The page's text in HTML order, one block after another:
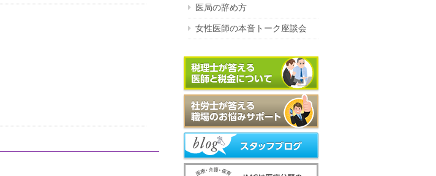
医局の辞め方
女性医師の本音トーク座談会